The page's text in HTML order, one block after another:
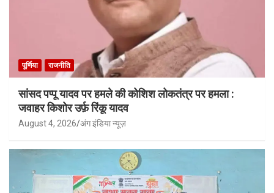
पूर्णिया राजनीति
सांसद पप्पू यादव पर हमले की कोशिश लोकतंत्र पर हमला :
जवाहर किशोर उर्फ़ रिंकू यादव
August 4, 2026 अंग इंडिया न्यूज़